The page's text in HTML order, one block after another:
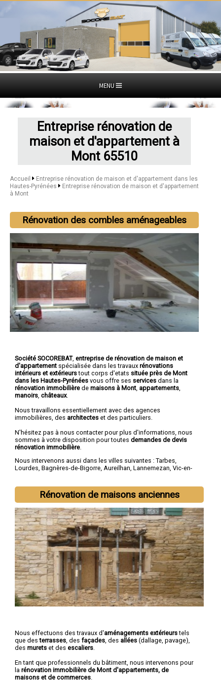
MENU
Entreprise rénovation de
maison et d'appartement à
Mont 65510
Accueil
Entreprise rénovation de maison et d'appartement dans les
Hautes-Pyrénées
Entreprise rénovation de maison et d'appartement
à Mont
Rénovation des combles aménageables
Société SOCOREBAT, entreprise de rénovation de maison et
d'appartement spécialisée dans les travaux rénovations
intérieurs et extérieurstout corps d'etats située près de Mont
dans les Hautes-Pyrénées vous offre ses services dans la
rénovation immobilière de maisons à Mont appartements
manoirs châteaux.
Nous travaillons essentiellement avec des agences
immobilières, des architectes et des particuliers.
N'hésitez pas à nous contacter pour plus d'informations, nous
sommes à votre disposition pour toutes demandes de devis
rénovation immobilière
Nous intervenons aussi dans les villes suivantes : Tarbes,
Lourdes, Bagnères-de-Bigorre, Aureilhan, Lannemezan, Vic-en-
Rénovation de maisons anciennes
Nous effectuons des travaux d'aménagements extérieurstels
que desterrasses , des façades , des allées (dallage, pavage),
des murets et des escaliers
En tant que professionnels du bâtiment, nous intervenons pour
la rénovation immobilière de Mont d'appartements, de
maisons et de commerces